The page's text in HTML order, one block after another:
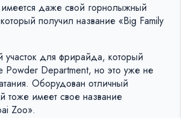
даже свой горнолыжный
получил название «Big Family
участок для фрирайда, который
Powder Department, но это уже не
Оборудован отличный
тоже имеет свое название
Zoo».